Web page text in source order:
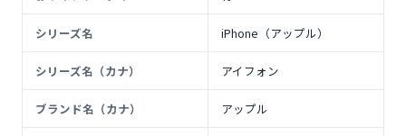
シリーズ名 iPhone（アップル）
シリーズ名（カナ） アイフォン
ブランド名（カナ） アップル